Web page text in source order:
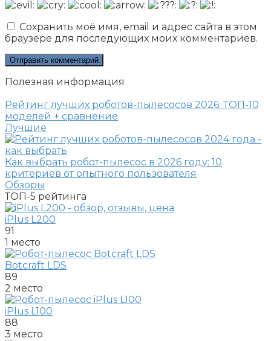
Сохранить моё имя, email и адрес сайта в этом
браузере для последующих моих комментариев.
Полезная информация
Рейтинг лучших роботов-пылесосов 2026: ТОП-10
моделей + сравнение
Лучшие
Как выбрать робот-пылесос в 2026 году: 10
критериев от опытного пользователя
Обзоры
ТОП-5 рейтинга
iPlus L200
91
1 место
Botcraft LDS
89
2 место
iPlus L100
88
3 место